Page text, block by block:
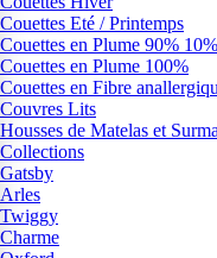
Couettes Eté / Printemps
Couettes en Plume 90% 10%
Couettes en Plume 100%
Couettes en Fibre
Couvres Lits
Housses de Matelas et
Collections
Gatsby
Arles
Twiggy
Charme